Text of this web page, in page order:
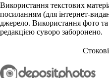
Використання текстових
посиланням (для інтернет-
джерело. Використання фото
редакцією суворо заборонено.